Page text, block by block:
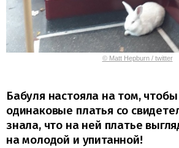
© Matt Hepburn / twitter
Бабуля настояла на том, чтобы
одинаковые платья со
знала, что на ней платье
на молодой и упитанной!